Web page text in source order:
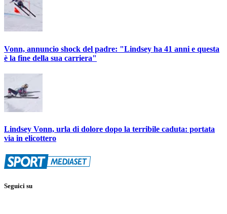
Vonn, annuncio shock del padre: "Lindsey ha 41 anni e questa
è la fine della sua carriera"
Lindsey Vonn, urla di dolore dopo la terribile caduta: portata
via in elicottero
Seguici su